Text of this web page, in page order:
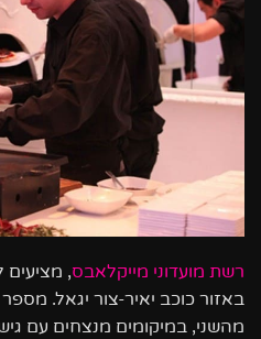
רשת מועדוני מייקלאבס, מציעים
באזור כוכב יאיר-צור יגאל.
מהשני, במיקומים מנצחים עם